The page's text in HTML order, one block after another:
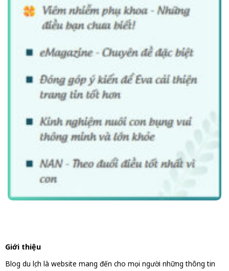
Giới thiệu
Blog du lịch là website mang đến cho mọi người những thông tin